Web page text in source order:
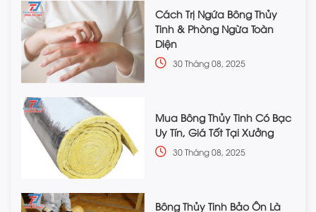
Cách Trị Ngứa Bông Thủy
Tinh & Phòng Ngừa Toàn
Diện
30 Tháng 08, 2025
Mua Bông Thủy Tinh Có Bạc
Uy Tín, Giá Tốt Tại Xưởng
30 Tháng 08, 2025
Bông Thủy Tinh Bảo Ôn Là